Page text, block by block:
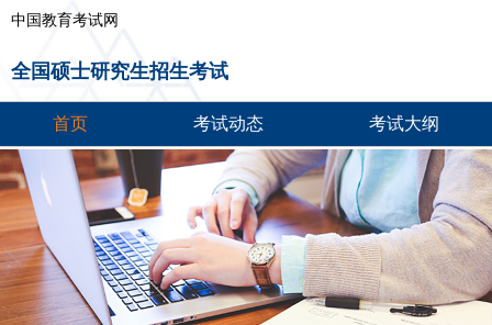
中国教育考试网
全国硕士研究生招生考试
首页 考试动态 考试大纲